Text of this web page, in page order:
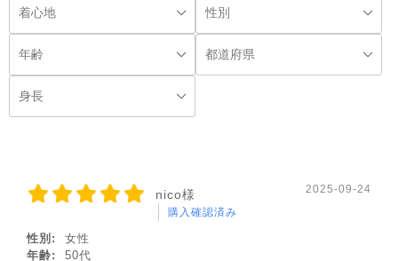
nico様
購入確認済み
2025-09-24
性別:
女性
年齢:
50代